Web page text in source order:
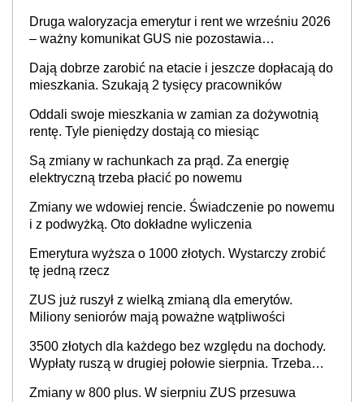
kwotą świadczenia?
Druga waloryzacja emerytur i rent we wrześniu 2026
– ważny komunikat GUS nie pozostawia
podwyżkę świadczeń?
Dają dobrze zarobić na etacie i jeszcze dopłacają do
mieszkania. Szukają 2 tysięcy pracowników
Oddali swoje mieszkania w zamian za dożywotnią
rentę. Tyle pieniędzy dostają co miesiąc
Są zmiany w rachunkach za prąd. Za energię
elektryczną trzeba płacić po nowemu
Zmiany we wdowiej rencie. Świadczenie po nowemu
i z podwyżką. Oto dokładne wyliczenia
Emerytura wyższa o 1000 złotych. Wystarczy zrobić
tę jedną rzecz
ZUS już ruszył z wielką zmianą dla emerytów.
Miliony seniorów mają poważne wątpliwości
3500 złotych dla każdego bez względu na dochody.
Wypłaty ruszą w drugiej połowie sierpnia. Trzeba
Zmiany w 800 plus. W sierpniu ZUS przesuwa